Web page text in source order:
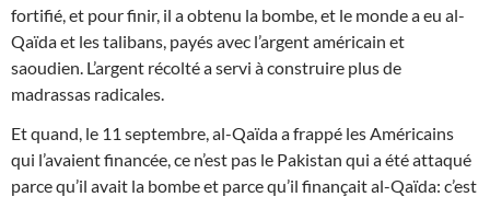
fortifié, et pour finir, il a obtenu la bombe, et le monde a eu al-
Qaïda et les talibans, payés avec l’argent américain et
saoudien. L’argent récolté a servi à construire plus de
madrassas radicales.
Et quand, le 11 septembre, al-Qaïda a frappé les Américains
qui l’avaient financée, ce n’est pas le Pakistan qui a été attaqué
parce qu’il avait la bombe et parce qu’il finançait al-Qaïda: c’est